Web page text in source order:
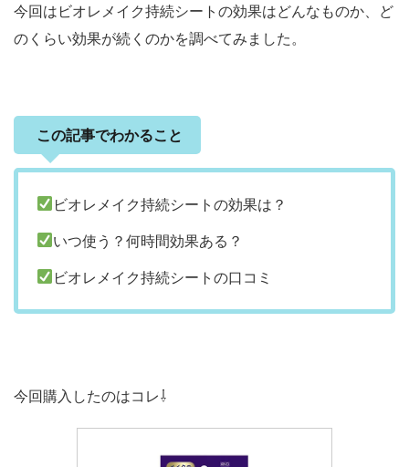
今回はビオレメイク持続シートの効果はどんなものか、ど
のくらい効果が続くのかを調べてみました。
この記事でわかること
ビオレメイク持続シートの効果は？
いつ使う？何時間効果ある？
ビオレメイク持続シートの口コミ
今回購入したのはコレ⇩